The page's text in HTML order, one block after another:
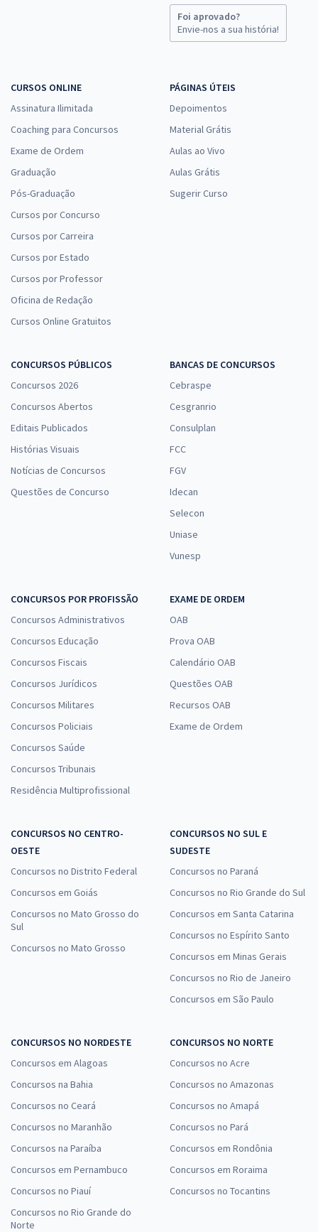
Foi aprovado?
Envie-nos a sua história!
CURSOS ONLINE
Assinatura Ilimitada
Coaching para Concursos
Exame de Ordem
Graduação
Pós-Graduação
Cursos por Concurso
Cursos por Carreira
Cursos por Estado
Cursos por Professor
Oficina de Redação
Cursos Online Gratuitos
PÁGINAS ÚTEIS
Depoimentos
Material Grátis
Aulas ao Vivo
Aulas Grátis
Sugerir Curso
CONCURSOS PÚBLICOS
Concursos 2026
Concursos Abertos
Editais Publicados
Histórias Visuais
Notícias de Concursos
Questões de Concurso
BANCAS DE CONCURSOS
Cebraspe
Cesgranrio
Consulplan
FCC
FGV
Idecan
Selecon
Uniase
Vunesp
CONCURSOS POR PROFISSÃO
Concursos Administrativos
Concursos Educação
Concursos Fiscais
Concursos Jurídicos
Concursos Militares
Concursos Policiais
Concursos Saúde
Concursos Tribunais
Residência Multiprofissional
EXAME DE ORDEM
OAB
Prova OAB
Calendário OAB
Questões OAB
Recursos OAB
Exame de Ordem
CONCURSOS NO CENTRO-
OESTE
Concursos no Distrito Federal
Concursos em Goiás
Concursos no Mato Grosso do
Sul
Concursos no Mato Grosso
CONCURSOS NO SUL E
SUDESTE
Concursos no Paraná
Concursos no Rio Grande do Sul
Concursos em Santa Catarina
Concursos no Espírito Santo
Concursos em Minas Gerais
Concursos no Rio de Janeiro
Concursos em São Paulo
CONCURSOS NO NORDESTE
Concursos em Alagoas
Concursos na Bahia
Concursos no Ceará
Concursos no Maranhão
Concursos na Paraíba
Concursos em Pernambuco
Concursos no Piauí
Concursos no Rio Grande do
Norte
CONCURSOS NO NORTE
Concursos no Acre
Concursos no Amazonas
Concursos no Amapá
Concursos no Pará
Concursos em Rondônia
Concursos em Roraima
Concursos no Tocantins